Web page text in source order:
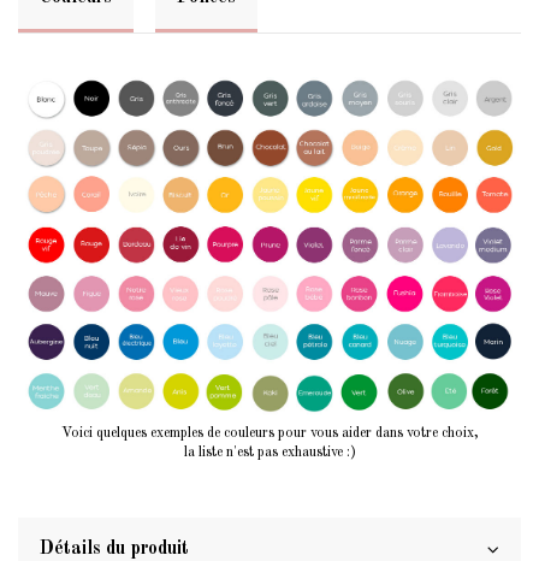
Voici quelques exemples de couleurs pour vous aider dans votre choix,
la liste n'est pas exhaustive :)
Détails du produit